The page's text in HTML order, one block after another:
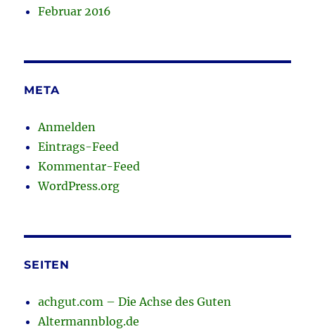
Februar 2016
META
Anmelden
Eintrags-Feed
Kommentar-Feed
WordPress.org
SEITEN
achgut.com – Die Achse des Guten
Altermannblog.de